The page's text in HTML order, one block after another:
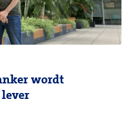
wordt